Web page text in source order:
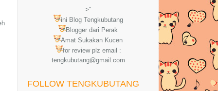
>"
ini Blog Tengkubutang
Blogger dari Perak
Amat Sukakan Kucen
for review plz email :
tengkubutang@gmail.com
FOLLOW TENGKUBUTANG